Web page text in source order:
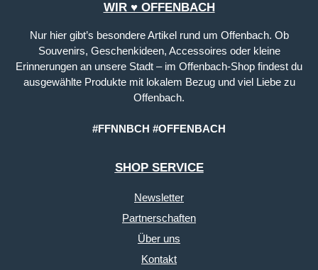
WIR ♥ OFFENBACH
Nur hier gibt’s besondere Artikel rund um Offenbach. Ob
Souvenirs, Geschenkideen, Accessoires oder kleine
Erinnerungen an unsere Stadt – im Offenbach-Shop findest du
ausgewählte Produkte mit lokalem Bezug und viel Liebe zu
Offenbach.
#FFNNBCH #OFFENBACH
SHOP SERVICE
Newsletter
Partnerschaften
Über uns
Kontakt